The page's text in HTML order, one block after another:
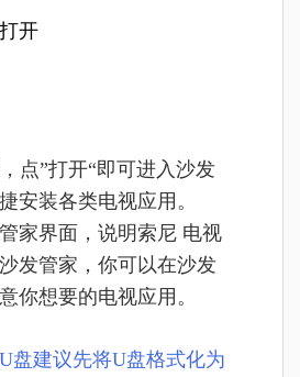
开
点”打开“即可进入沙发
安装各类电视应用。
家界面，说明索尼 电视
发管家，你可以在沙发
你想要的电视应用。
盘建议先将U盘格式化为